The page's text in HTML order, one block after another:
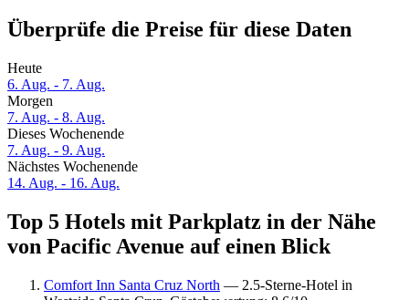
Überprüfe die Preise für diese Daten
Heute
6. Aug. - 7. Aug.
Morgen
7. Aug. - 8. Aug.
Dieses Wochenende
7. Aug. - 9. Aug.
Nächstes Wochenende
14. Aug. - 16. Aug.
Top 5 Hotels mit Parkplatz in der Nähe
von Pacific Avenue auf einen Blick
Comfort Inn Santa Cruz North — 2.5-Sterne-Hotel in